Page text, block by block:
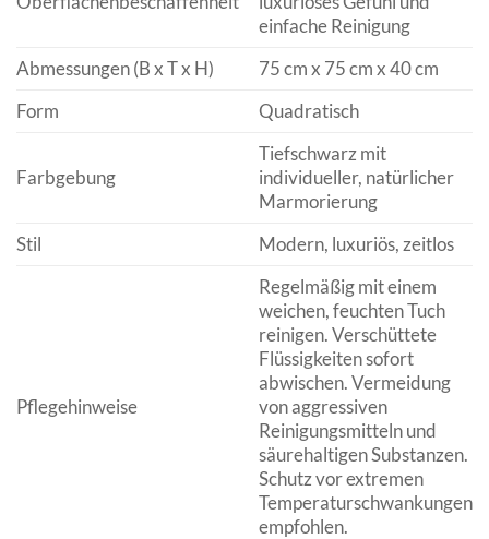
einfache Reinigung
Abmessungen (B x T x H)
75 cm x 75 cm x 40 cm
Form
Quadratisch
Farbgebung
Tiefschwarz mit
individueller, natürlicher
Marmorierung
Stil
Modern, luxuriös, zeitlos
Pflegehinweise
Regelmäßig mit einem
weichen, feuchten Tuch
reinigen. Verschüttete
Flüssigkeiten sofort
abwischen. Vermeidung
von aggressiven
Reinigungsmitteln und
säurehaltigen Substanzen.
Schutz vor extremen
Temperaturschwankungen
empfohlen.